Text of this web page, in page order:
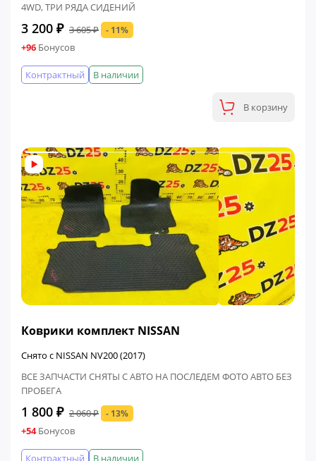
4WD, ТРИ РЯДА СИДЕНИЙ
3 200 ₽ 3 605 ₽ - 11%
+96 Бонусов
В наличии
Контрактный
В корзину
Коврики комплект NISSAN
Снято с NISSAN NV200 (2017)
ВСЕ ЗАПЧАСТИ СНЯТЫ С АВТО НА ПОСЛЕДЕМ ФОТО АВТО БЕЗ
ПРОБЕГА
1 800 ₽ 2 060 ₽ - 13%
+54Бонусов
В наличии
Контрактный